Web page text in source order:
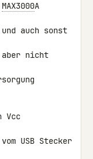
MAX3000A
und auch sonst
aber nicht
Vcc
USB Stecker